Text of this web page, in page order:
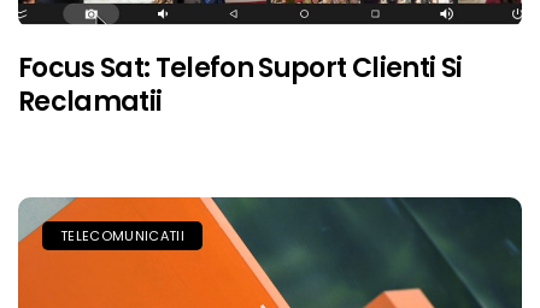
Focus Sat: Telefon Suport Clienti Si
Reclamatii
TELECOMUNICATII